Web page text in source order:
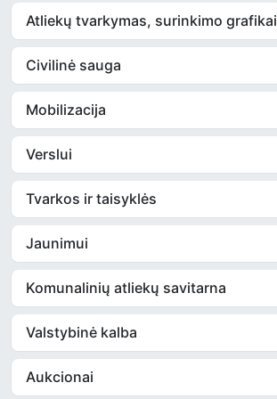
Atliekų tvarkymas, surinkimo grafikai
Civilinė sauga
Mobilizacija
Verslui
Tvarkos ir taisyklės
Jaunimui
Komunalinių atliekų savitarna
Valstybinė kalba
Aukcionai